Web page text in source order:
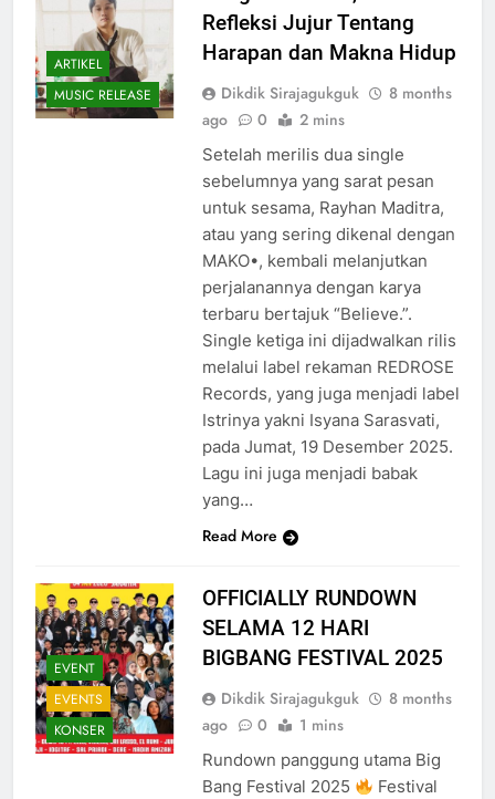
ARTIKEL
MUSIC RELEASE
Refleksi Jujur Tentang
Harapan dan Makna Hidup
Dikdik Sirajagukguk
8 months
ago
0 2 mins
Setelah merilis dua single
sebelumnya yang sarat pesan
untuk sesama, Rayhan Maditra,
atau yang sering dikenal dengan
MAKO•, kembali melanjutkan
perjalanannya dengan karya
terbaru bertajuk “Believe.”.
Single ketiga ini dijadwalkan rilis
melalui label rekaman REDROSE
Records, yang juga menjadi label
Istrinya yakni Isyana Sarasvati,
pada Jumat, 19 Desember 2025.
Lagu ini juga menjadi babak
yang…
Read More
EVENT
EVENTS
KONSER
OFFICIALLY RUNDOWN
SELAMA 12 HARI
BIGBANG FESTIVAL 2025
Dikdik Sirajagukguk
8 months
ago
0 1 mins
Rundown panggung utama Big
Bang Festival 2025
Festival